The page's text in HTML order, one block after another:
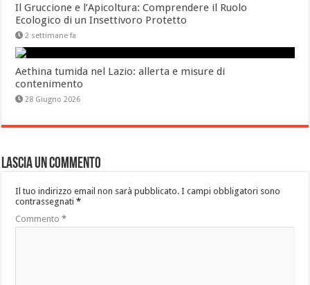
Il Gruccione e l’Apicoltura: Comprendere il Ruolo
Ecologico di un Insettivoro Protetto
2 settimane fa
Aethina tumida nel Lazio: allerta e misure di
contenimento
28 Giugno 2026
Lascia un commento
Il tuo indirizzo email non sarà pubblicato. I campi obbligatori sono
contrassegnati*
Commento*